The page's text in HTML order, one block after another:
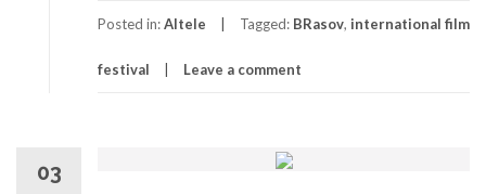
Posted in:Altele Tagged: BRasov, international film
festival Leave a comment
03